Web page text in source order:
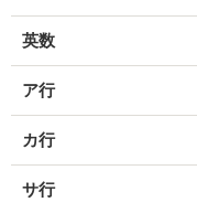
英数
ア行
カ行
サ行